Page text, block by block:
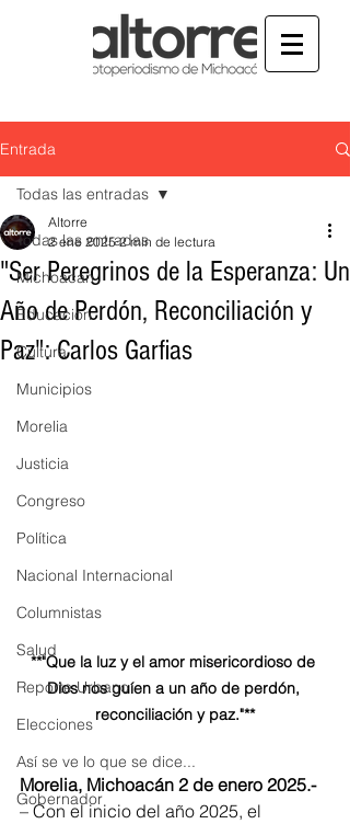
Entrada
Todas las entradas
Michoacán
Educación
Cultura
Municipios
Morelia
Justicia
Congreso
Política
Nacional Internacional
Columnistas
Salud
Reporte Urbano
Elecciones
Así se ve lo que se dice...
Gobernador
Todas las entradas
"Ser Peregrinos de la Esperanza: Un
Año de Perdón, Reconciliación y
Paz": Carlos Garfias
Altorre
2 ene 2025 2 min de lectura
**"Que la luz y el amor misericordioso de
Dios nos guíen a un año de perdón,
reconciliación y paz."**
Morelia, Michoacán 2 de enero 2025.-
– Con el inicio del año 2025, el